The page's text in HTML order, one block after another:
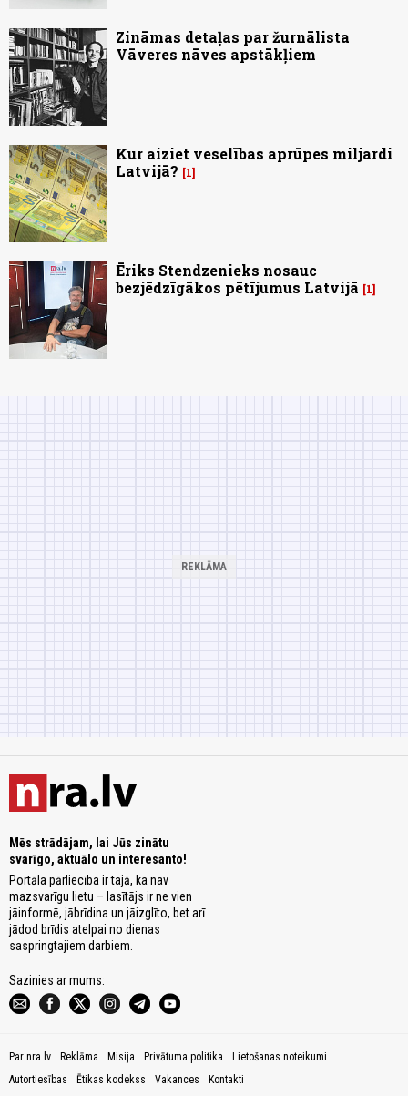
Zināmas detaļas par žurnālista
Vāveres nāves apstākļiem
Kur aiziet veselības aprūpes miljardi
Latvijā?
1
Ēriks Stendzenieks nosauc
bezjēdzīgākos pētījumus Latvijā
1
Mēs strādājam, lai Jūs zinātu
svarīgo, aktuālo un interesanto!
Portāla pārliecība ir tajā, ka nav
mazsvarīgu lietu – lasītājs ir ne vien
jāinformē, jābrīdina un jāizglīto, bet arī
jādod brīdis atelpai no dienas
saspringtajiem darbiem.
Sazinies ar mums:
Par nra.lv Reklāma Misija Privātuma politika
Lietošanas noteikumi
Autortiesības
Ētikas kodekss Vakances Kontakti